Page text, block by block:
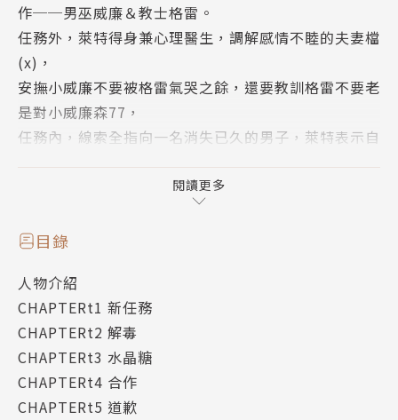
作──男巫威廉＆教士格雷。
任務外，萊特得身兼心理醫生，調解感情不睦的夫妻檔
(x)，
安撫小威廉不要被格雷氣哭之餘，還要教訓格雷不要老
是對小威廉森77，
任務內，線索全指向一名消失已久的男子，萊特表示自
難道，是時候與大伯……咳咳，是柯羅的哥哥見面了
申請：嫁入極鴉家✿
作者簡介
碰碰俺爺
閱讀更多
目錄
人物介紹
CHAPTERt1 新任務
CHAPTERt2 解毒
CHAPTERt3 水晶糖
CHAPTERt4 合作
CHAPTERt5 道歉